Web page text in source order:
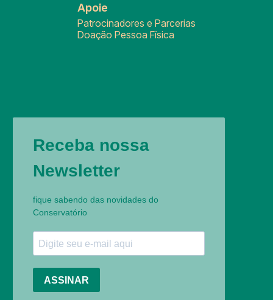
Apoie
Patrocinadores e Parcerias
Doação Pessoa Física